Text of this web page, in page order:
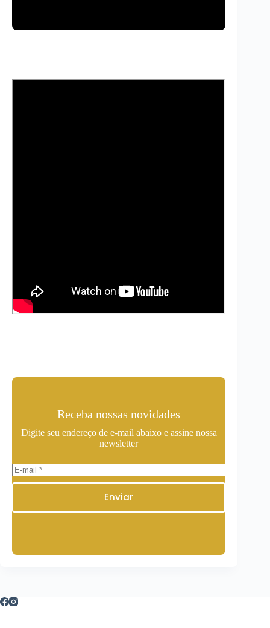
Receba nossas novidades
Digite seu endereço de e-mail abaixo e assine nossa
newsletter
Enviar